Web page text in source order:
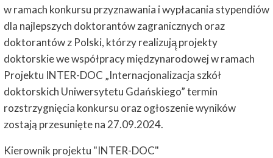
w ramach konkursu przyznawania i wypłacania stypendiów
dla najlepszych doktorantów zagranicznych oraz
doktorantów z Polski, którzy realizują̨ projekty
doktorskie we współpracy międzynarodowej w ramach
Projektu INTER-DOC „Internacjonalizacja szkół
doktorskich Uniwersytetu Gdańskiego” termin
rozstrzygnięcia konkursu oraz ogłoszenie wyników
zostają przesunięte na 27.09.2024.
Kierownik projektu "INTER-DOC"